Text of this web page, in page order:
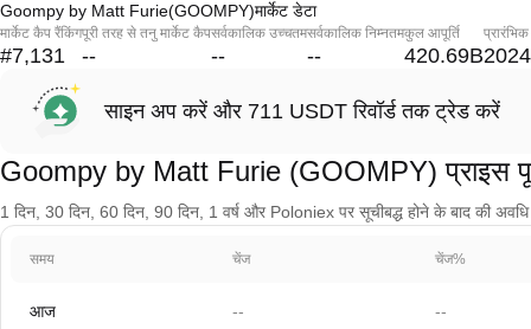
Goompy by Matt Furie(GOOMPY)मार्केट डेटा
मार्केट कैप रैंकिंग
#7,131
पूरी तरह से तनु मार्केट कैप
--
सर्वकालिक उच्चतम
--
सर्वकालिक निम्नतम
--
कुल आपूर्ति
420.69B
प्रारंभिक
साइन अप करें और 711 USDT रिवॉर्ड तक ट्रेड करें
Goompy by Matt Furie (GOOMPY) प्राइस
1 दिन, 30 दिन, 60 दिन, 90 दिन, 1 वर्ष और Poloniex पर सूचीबद्ध होने के बाद की
समय चेंज चेंज%
आज -- --